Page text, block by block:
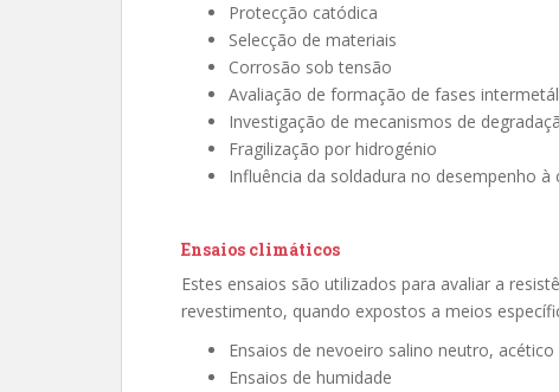
Protecção catódica
Selecção de materiais
Corrosão sob tensão
Avaliação de formação de fases
Investigação de mecanismos de
Fragilização por hidrogénio
Influência da soldadura no desempenho à
Ensaios climáticos
Estes ensaios são utilizados para avaliar a
revestimento, quando expostos a meios
Ensaios de nevoeiro salino neutro,
Ensaios de humidade